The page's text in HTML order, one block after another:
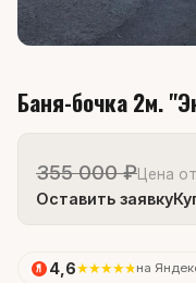
Баня-бочка 2м.
355 000 ₽ Цена от
Оставить заявку
4,6★★★★★ на